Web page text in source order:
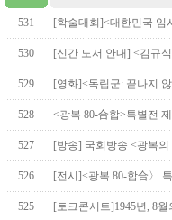
531 [학술대회]<대한민국
530 [신간 도서 안내] <김규
529 [영화]<독립군: 끝나지
528 <광복 80-合합>특별전
527 [방송] 국회방송 <광복
526 [전시]<광복 80-합合〉
525 [토크콘서트]1945년, 8